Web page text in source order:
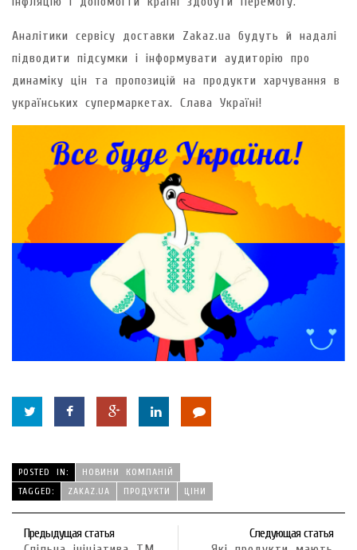
Аналітики сервісу доставки Zakaz.ua будуть й надалі
підводити підсумки і інформувати аудиторію про
динаміку цін та пропозицій на продукти харчування в
українських супермаркетах. Слава Україні!
POSTED IN:
НОВИНИ КОМПАНІЙ
TAGGED:
ZAKAZ.UА ПРОДУКТИ ЦІНИ
Предыдущая статья
Следующая статья